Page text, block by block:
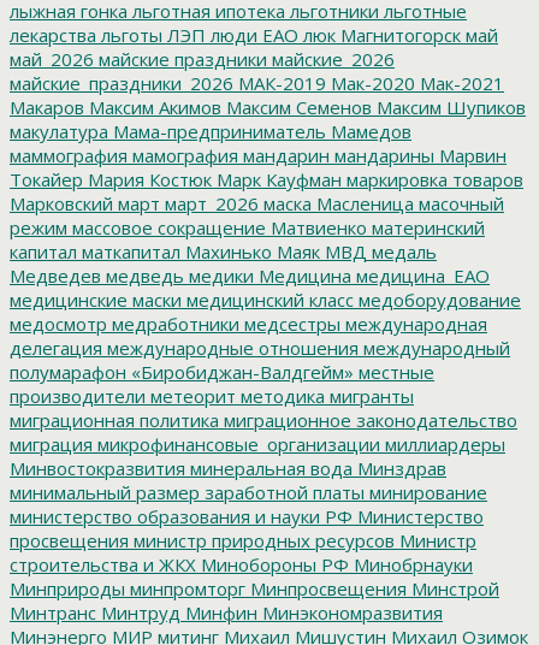
лыжная гонка льготная ипотека льготники льготные
лекарства льготы ЛЭП люди ЕАО люк Магнитогорск май
май_2026 майские праздники майские_2026
майские_праздники_2026 МАК-2019 Мак-2020 Мак-2021
Макаров Максим Акимов Максим Семенов Максим Шупиков
макулатура Мама-предприниматель Мамедов
маммография мамография мандарин мандарины Марвин
Токайер Мария Костюк Марк Кауфман маркировка товаров
Марковский март март_2026 маска Масленица масочный
режим массовое сокращение Матвиенко материнский
капитал маткапитал Махинько Маяк МВД медаль
Медведев медведь медики Медицина медицина_ЕАО
медицинские маски медицинский класс медоборудование
медосмотр медработники медсестры международная
делегация международные отношения международный
полумарафон «Биробиджан-Валдгейм» местные
производители метеорит методика мигранты
миграционная политика миграционное законодательство
миграция микрофинансовые_организации миллиардеры
Минвостокразвития минеральная вода Минздрав
минимальный размер заработной платы минирование
министерство образования и науки РФ Министерство
просвещения министр природных ресурсов Министр
строительства и ЖКХ Минобороны РФ Минобрнауки
Минприроды минпромторг Минпросвещения Минстрой
Минтранс Минтруд Минфин Минэкономразвития
Минэнерго МИР митинг Михаил Мишустин Михаил Озимок